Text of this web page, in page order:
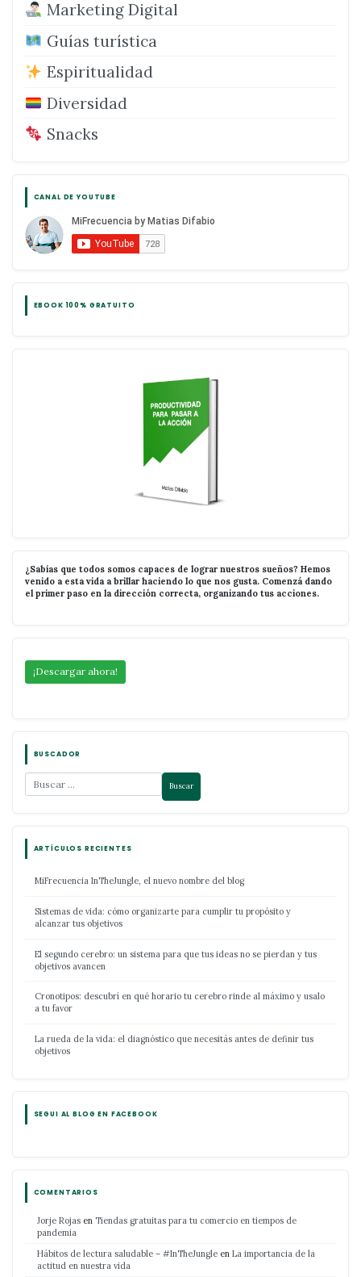
Marketing Digital
Guías turística
Espiritualidad
Diversidad
Snacks
CANAL DE YOUTUBE
EBOOK 100% GRATUITO
¿Sabías que todos somos capaces de lograr nuestros sueños? Hemos
venido a esta vida a brillar haciendo lo que nos gusta. Comenzá dando
el primer paso en la dirección correcta, organizando tus acciones.
¡Descargar ahora!
BUSCADOR
ARTÍCULOS RECIENTES
MiFrecuencia InTheJungle, el nuevo nombre del blog
Sistemas de vida: cómo organizarte para cumplir tu propósito y
alcanzar tus objetivos
El segundo cerebro: un sistema para que tus ideas no se pierdan y tus
objetivos avancen
Cronotipos: descubrí en qué horario tu cerebro rinde al máximo y usalo
a tu favor
La rueda de la vida: el diagnóstico que necesitás antes de definir tus
objetivos
SEGUI AL BLOG EN FACEBOOK
COMENTARIOS
Jorje Rojas en Tiendas gratuitas para tu comercio en tiempos de
pandemia
Hábitos de lectura saludable – #InTheJungle en La importancia de la
actitud en nuestra vida